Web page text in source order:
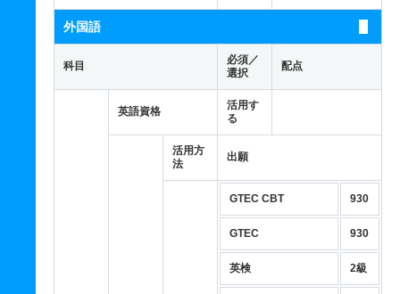
外国語
科目
必須／
選択
配点
英語資格
活用す
る
活用方
法
出願
GTEC CBT 930
GTEC 930
英検 2級